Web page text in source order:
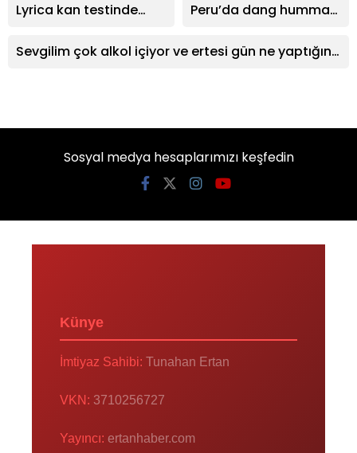
Lyrica kan testinde
mı?
Peru’da dang humması
Sevgilim çok alkol içiyor ve ertesi gün ne yaptığını
Sosyal medya hesaplarımızı keşfedin
Künye
İmtiyaz Sahibi: Tunahan Ertan
VKN: 3710256727
Yayıncı: ertanhaber.com